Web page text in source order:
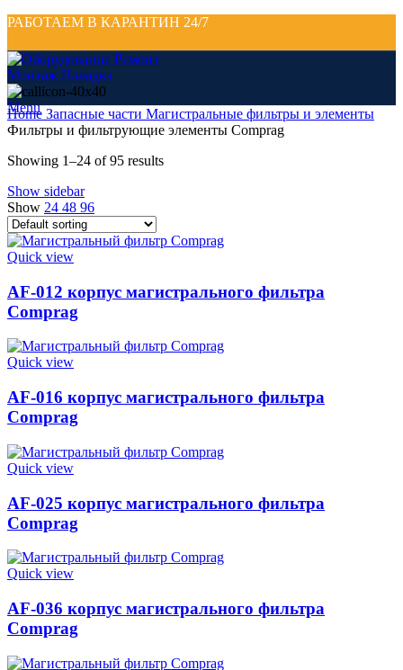
РАБОТАЕМ В КАРАНТИН 24/7
Menu
Home Запасные части Магистральные фильтры и элементы
Фильтры и фильтрующие элементы Comprag
Showing 1–24 of 95 results
Show sidebar
Show 24 48 96
Quick view
AF-012 корпус магистрального фильтра
Comprag
Quick view
AF-016 корпус магистрального фильтра
Comprag
Quick view
AF-025 корпус магистрального фильтра
Comprag
Quick view
AF-036 корпус магистрального фильтра
Comprag